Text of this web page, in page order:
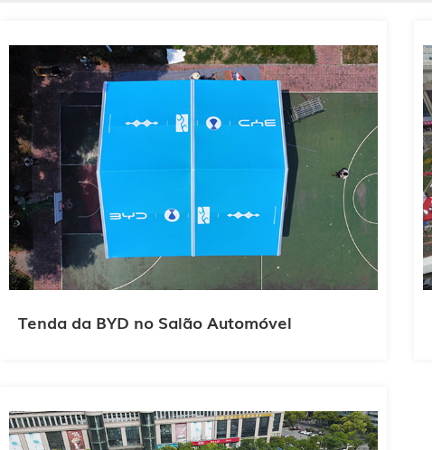
Tenda da BYD no Salão Automóvel